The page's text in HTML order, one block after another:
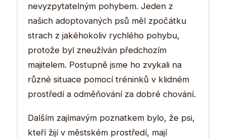
nevyzpytatelným pohybem. Jeden z
našich adoptovaných psů měl zpočátku
strach z jakéhokoliv rychlého pohybu,
protože byl zneužíván předchozím
majitelem. Postupně jsme ho zvykali na
různé situace pomocí tréninků v klidném
prostředí a odměňování za dobré chování.
Dalším zajímavým poznatkem bylo, že psi,
kteří žijí v městském prostředí, mají